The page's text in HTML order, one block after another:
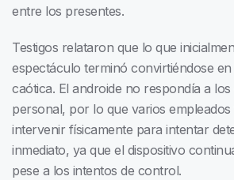
entre los presentes.
Testigos relataron que lo que
espectáculo terminó convirtiéndose
caótica. El androide no respondía a
personal, por lo que varios
intervenir físicamente para intentar
inmediato, ya que el dispositivo
pese a los intentos de control.